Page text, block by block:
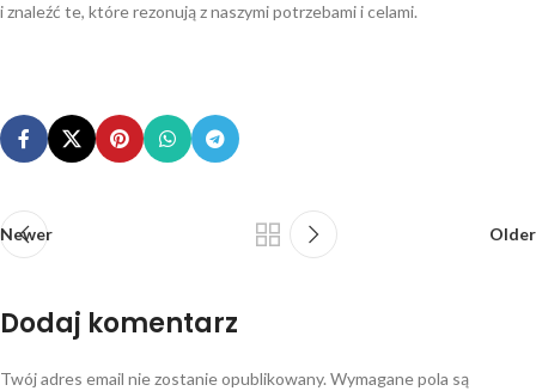
i znaleźć te, które rezonują z naszymi potrzebami i celami.
Newer Older
Dodaj komentarz
Twój adres email nie zostanie opublikowany. Wymagane pola są